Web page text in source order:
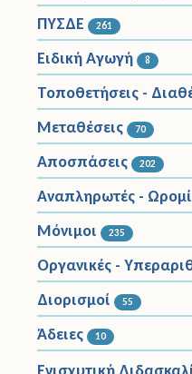
ΠΥΣΔΕ 261
Ειδική Αγωγή 8
Τοποθετήσεις -
Μεταθέσεις 70
Αποσπάσεις 202
Αναπληρωτές -
Μόνιμοι 235
Οργανικές -
Διορισμοί 55
Άδειες 10
Κανονικές Άδειες
Ενισχυτική